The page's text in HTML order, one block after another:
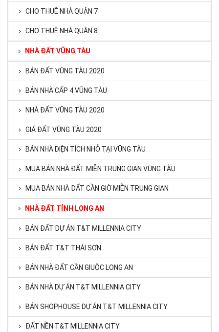
CHO THUÊ NHÀ QUẬN 7
CHO THUÊ NHÀ QUẬN 8
NHÀ ĐẤT VŨNG TÀU
BÁN ĐẤT VŨNG TÀU 2020
BÁN NHÀ CẤP 4 VŨNG TÀU
NHÀ ĐẤT VŨNG TÀU 2020
GIÁ ĐẤT VŨNG TÀU 2020
BÁN NHÀ DIỆN TÍCH NHỎ TẠI VŨNG TÀU
MUA BÁN NHÀ ĐẤT MIỄN TRUNG GIAN VŨNG TÀU
MUA BÁN NHÀ ĐẤT CẦN GIỜ MIỄN TRUNG GIAN
NHÀ ĐẤT TỈNH LONG AN
BÁN ĐẤT DỰ ÁN T&T MILLENNIA CITY
BÁN ĐẤT T&T THÁI SƠN
BÁN NHÀ ĐẤT CẦN GIUỘC LONG AN
BÁN NHÀ DỰ ÁN T&T MILLENNIA CITY
BÁN SHOPHOUSE DỰ ÁN T&T MILLENNIA CITY
ĐẤT NỀN T&T MILLENNIA CITY